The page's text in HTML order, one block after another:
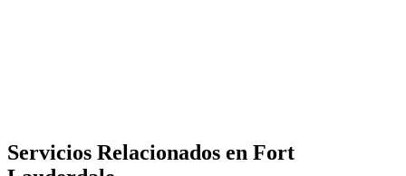
Servicios Relacionados en Fort